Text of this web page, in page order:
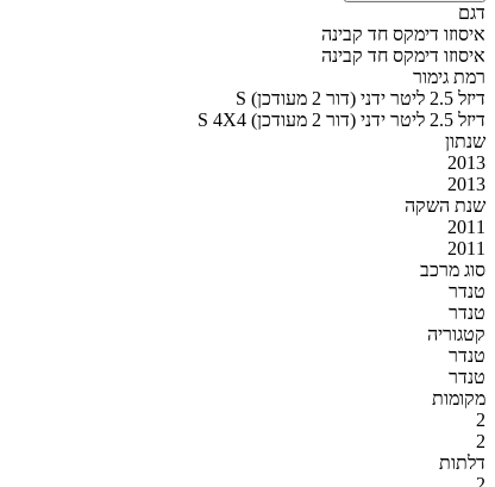
דגם
איסוזו דימקס חד קבינה
איסוזו דימקס חד קבינה
רמת גימור
S דיזל 2.5 ליטר ידני (דור 2 מעודכן)
S 4X4 דיזל 2.5 ליטר ידני (דור 2 מעודכן)
שנתון
2013
2013
שנת השקה
2011
2011
סוג מרכב
טנדר
טנדר
קטגוריה
טנדר
טנדר
מקומות
2
2
דלתות